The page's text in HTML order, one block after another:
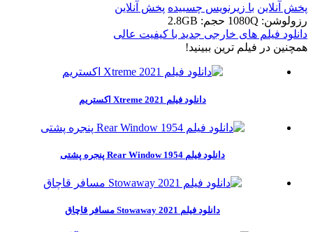
پخش آنلاین با زیرنویس چسبیده پخش آنلاین
رزولوشن: 1080Q
حجم: 2.8GB
دانلود فیلم های خارجی جدید با کیفیت عالی
همچنين در فيلم ترين ببينيد!
دانلود فیلم Xtreme 2021 اکستریم
دانلود فیلم Rear Window 1954 پنجره پشتی
دانلود فیلم Stowaway 2021 مسافر قاچاق